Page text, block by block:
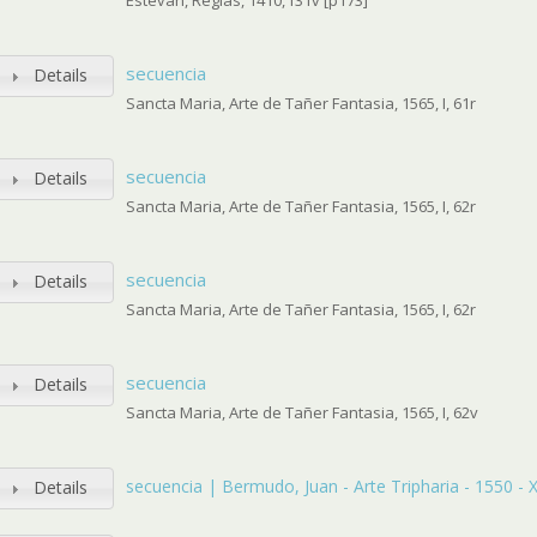
Details secuencia
Sancta Maria, Arte de Tañer Fantasia, 1565, I, 61r
Details secuencia
Sancta Maria, Arte de Tañer Fantasia, 1565, I, 62r
Details secuencia
Sancta Maria, Arte de Tañer Fantasia, 1565, I, 62r
Details secuencia
Sancta Maria, Arte de Tañer Fantasia, 1565, I, 62v
Details secuencia | Bermudo, Juan - Arte Tripharia - 1550 -